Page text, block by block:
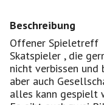
Beschreibung
Offener Spieletreff
Skatspieler , die
nicht verbissen und
aber auch
alles kann gespielt